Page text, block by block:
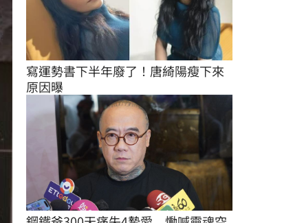
寫運勢書下半年廢了！唐綺陽瘦下來
原因曝